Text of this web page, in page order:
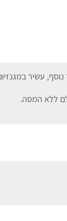
עשיר
ללא המסה.